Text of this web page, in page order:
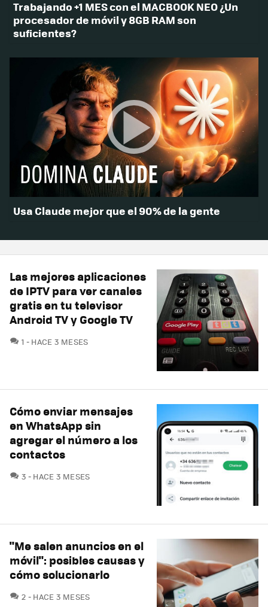
Trabajando +1 MES con el MACBOOK NEO ¿Un
procesador de móvil y 8GB RAM son
suficientes?
Usa Claude mejor que el 90% de la gente
Las mejores aplicaciones
de IPTV para ver canales
gratis en tu televisor
Android TV y Google TV
1 COMENTARIOS
HACE 3 MESES
Cómo enviar mensajes
en WhatsApp sin
agregar el número a los
contactos
3 COMENTARIOS
HACE 3 MESES
"Me salen anuncios en el
móvil": posibles causas y
cómo solucionarlo
2 COMENTARIOS
HACE 3 MESES